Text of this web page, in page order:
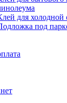
для холодной
под